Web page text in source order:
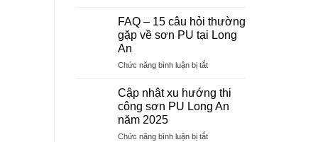
hệ
thi
công
PU
An
–
Tư
&
FAQ – 15 câu hỏi thường
gặp về sơn PU tại Long
An
Chức năng bình luận bị tắtở
15
câu
thường
Cập nhật xu hướng thi
công sơn PU Long An
năm 2025
Chức năng bình luận bị tắtở